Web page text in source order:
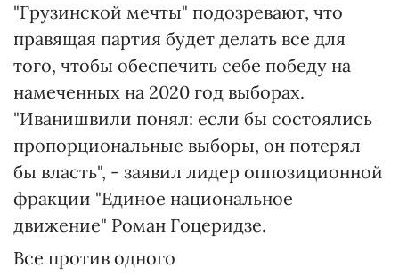
"Грузинской мечты" подозревают, что
правящая партия будет делать все для
того, чтобы обеспечить себе победу на
намеченных на 2020 год выборах.
"Иванишвили понял: если бы состоялись
пропорциональные выборы, он потерял
бы власть", - заявил лидер оппозиционной
фракции "Единое национальное
движение" Роман Гоцеридзе.
Все против одного